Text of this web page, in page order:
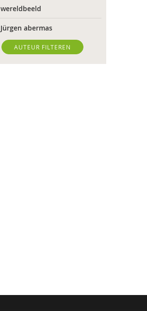
wereldbeeld
Jürgen abermas
Tineke Abma
Frank Adloff
AUTEUR FILTEREN